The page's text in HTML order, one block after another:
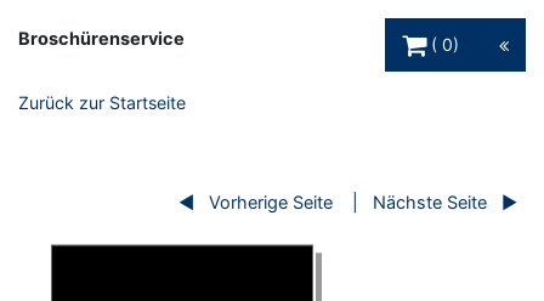
Broschürenservice
0
Zurück zur Startseite
Vorherige Seite Nächste Seite